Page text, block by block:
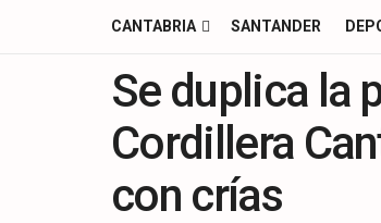
CANTABRIA SANTANDER
Se duplica la
Cordillera
con crías